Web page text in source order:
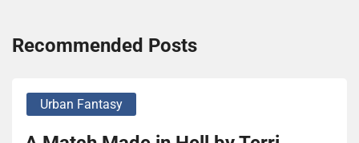
Recommended Posts
Urban Fantasy